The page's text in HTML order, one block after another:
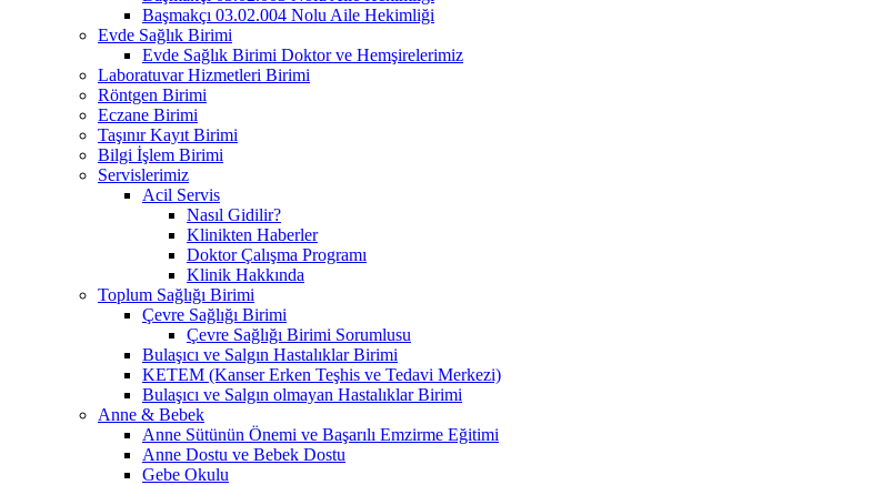
Başmakçı 03.02.004 Nolu Aile Hekimliği
Evde Sağlık Birimi
Evde Sağlık Birimi Doktor ve Hemşirelerimiz
Laboratuvar Hizmetleri Birimi
Röntgen Birimi
Eczane Birimi
Taşınır Kayıt Birimi
Bilgi İşlem Birimi
Servislerimiz
Acil Servis
Nasıl Gidilir?
Klinikten Haberler
Doktor Çalışma Programı
Klinik Hakkında
Toplum Sağlığı Birimi
Çevre Sağlığı Birimi
Çevre Sağlığı Birimi Sorumlusu
Bulaşıcı ve Salgın Hastalıklar Birimi
KETEM (Kanser Erken Teşhis ve Tedavi Merkezi)
Bulaşıcı ve Salgın olmayan Hastalıklar Birimi
Anne & Bebek
Anne Sütünün Önemi ve Başarılı Emzirme Eğitimi
Anne Dostu ve Bebek Dostu
Gebe Okulu